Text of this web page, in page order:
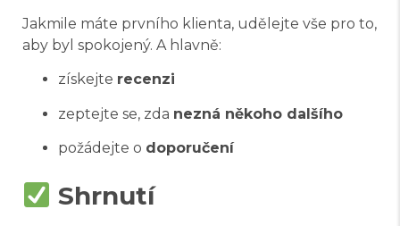
Jakmile máte prvního klienta, udělejte vše pro to,
aby byl spokojený. A hlavně:
získejte recenzi
zeptejte se, zda nezná někoho dalšího
požádejte o doporučení
Shrnutí